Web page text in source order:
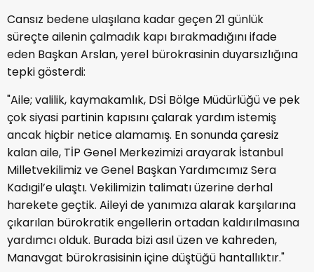
Cansız bedene ulaşılana kadar geçen 21 günlük
süreçte ailenin çalmadık kapı bırakmadığını ifade
eden Başkan Arslan, yerel bürokrasinin duyarsızlığına
tepki gösterdi:
"Aile; valilik, kaymakamlık, DSİ Bölge Müdürlüğü ve pek
çok siyasi partinin kapısını çalarak yardım istemiş
ancak hiçbir netice alamamış. En sonunda çaresiz
kalan aile, TİP Genel Merkezimizi arayarak İstanbul
Milletvekilimiz ve Genel Başkan Yardımcımız Sera
Kadıgil’e ulaştı. Vekilimizin talimatı üzerine derhal
harekete geçtik. Aileyi de yanımıza alarak karşılarına
çıkarılan bürokratik engellerin ortadan kaldırılmasına
yardımcı olduk. Burada bizi asıl üzen ve kahreden,
Manavgat bürokrasisinin içine düştüğü hantallıktır."